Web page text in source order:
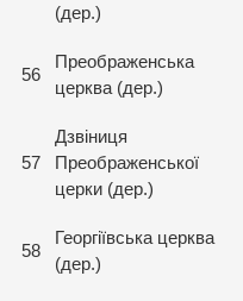
(дер.)
56
Преображенська
церква (дер.)
57
Дзвіниця
Преображенської
церки (дер.)
58
Георгіївська церква
(дер.)